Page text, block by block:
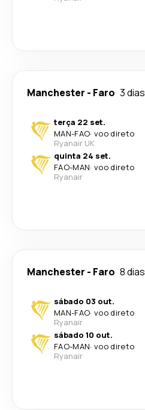
Manchester - Faro 3 dias
terça 22 set.
MAN-FAO· voo direto
Ryanair UK
quinta 24 set.
FAO-MAN· voo direto
Ryanair
Manchester - Faro 8 dias
sábado 03 out.
MAN-FAO· voo direto
Ryanair
sábado 10 out.
FAO-MAN· voo direto
Ryanair